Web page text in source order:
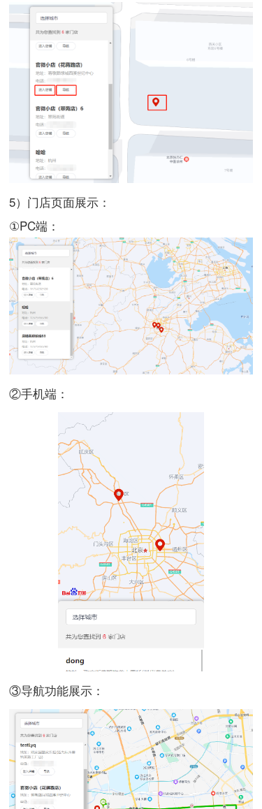
5）门店页面展示：
①PC端：
②手机端：
③导航功能展示：